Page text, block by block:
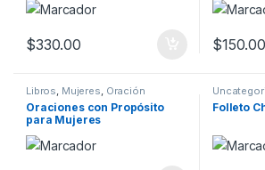
$330.00 $150.00
Libros, Mujeres, Oración
Oraciones con Propósito
para Mujeres
Folleto